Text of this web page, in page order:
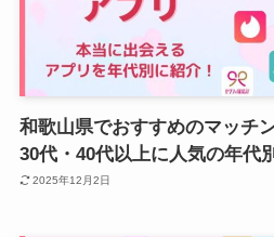
和歌山県でおすすめのマッチ
30代・40代以上に人気の年代
2025年12月2日